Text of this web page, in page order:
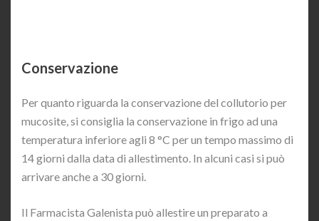
Conservazione
Per quanto riguarda la conservazione del collutorio per
mucosite, si consiglia la conservazione in frigo ad una
temperatura inferiore agli 8 °C per un tempo massimo di
14 giorni dalla data di allestimento. In alcuni casi si può
arrivare anche a 30 giorni.
Il Farmacista Galenista può allestire un preparato a